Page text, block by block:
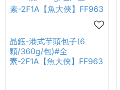
晶鈺-港式芋頭包子(6
顆/360g/包)#全
素-2F1A【魚大俠】FF963